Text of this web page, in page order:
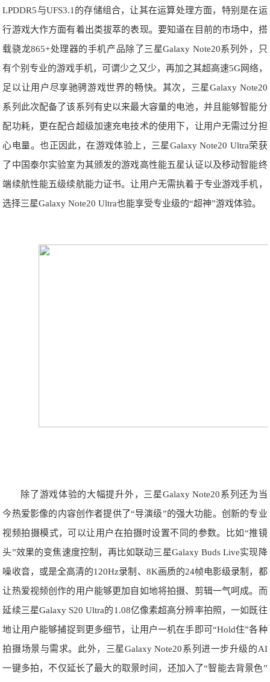
LPDDR5与UFS3.1的存储组合，让其在运算处理方面，特别是在运
行游戏大作方面有着出类拔萃的表现。要知道在目前的市场中，搭
载骁龙865+处理器的手机产品除了三星Galaxy Note20系列外，只
有个别专业的游戏手机，可谓少之又少，再加之其超高速5G网络，
足以让用户尽享驰骋游戏世界的畅快。其次，三星Galaxy Note20
系列此次配备了该系列有史以来最大容量的电池，并且能够智能分
配功耗，更在配合超级加速充电技术的使用下，让用户无需过分担
心电量。也正因此，在游戏体验上，三星Galaxy Note20 Ultra荣获
了中国泰尔实验室为其颁发的游戏高性能五星认证以及移动智能终
端续航性能五级续航能力证书。让用户无需执着于专业游戏手机，
选择三星Galaxy Note20 Ultra也能享受专业级的“超神”游戏体验。
除了游戏体验的大幅提升外，三星Galaxy Note20系列还为当
今热爱影像的内容创作者提供了“导演级”的强大功能。创新的专业
视频拍摄模式，可以让用户在拍摄时设置不同的参数。比如“推镜
头”效果的变焦速度控制，再比如联动三星Galaxy Buds Live实现降
噪收音，或是全高清的120Hz录制、8K画质的24帧电影级录制，都
让热爱视频创作的用户能够更加自如地将拍摄、剪辑一气呵成。而
延续三星Galaxy S20 Ultra的1.08亿像素超高分辨率拍照，一如既往
地让用户能够捕捉到更多细节，让用户一机在手即可“Hold住”各种
拍摄场景与需求。此外，三星Galaxy Note20系列进一步升级的AI
一键多拍，不仅延长了最大的取景时间，还加入了“智能去背景色”